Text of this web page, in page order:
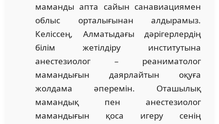
маманды апта сайын санавиациямен
облыс орталығынан алдырамыз.
Келіссең, Алматыдағы дәрігерлердің
білім жетілдіру институтына
анестезиолог – реаниматолог
мамандығын даярлайтын оқуға
жолдама әперемін. Оташылық
мамандық пен анестезиолог
мамандығын қоса игеру сенің